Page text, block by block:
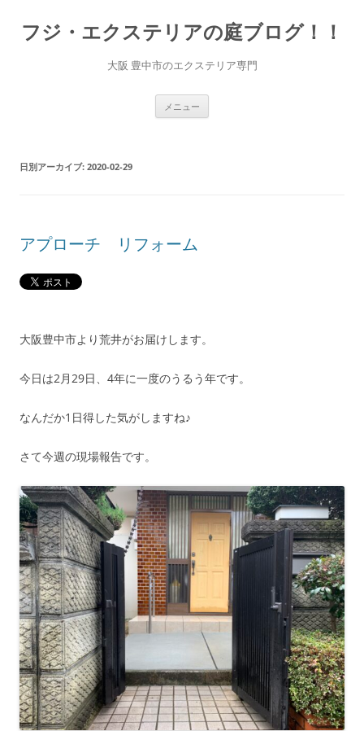
テ
ン
フジ・エクステリアの庭ブログ！！
大阪 豊中市のエクステリア専門
メニュー
日別アーカイブ: 2020-02-29
アプローチ リフォーム
大阪豊中市より荒井がお届けします。
今日は2月29日、4年に一度のうるう年です。
なんだか1日得した気がしますね♪
さて今週の現場報告です。